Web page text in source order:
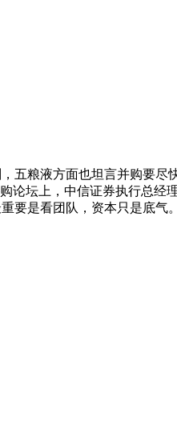
五粮液方面也坦言并购要
论坛上，中信证券执行总
要是看团队，资本只是底气